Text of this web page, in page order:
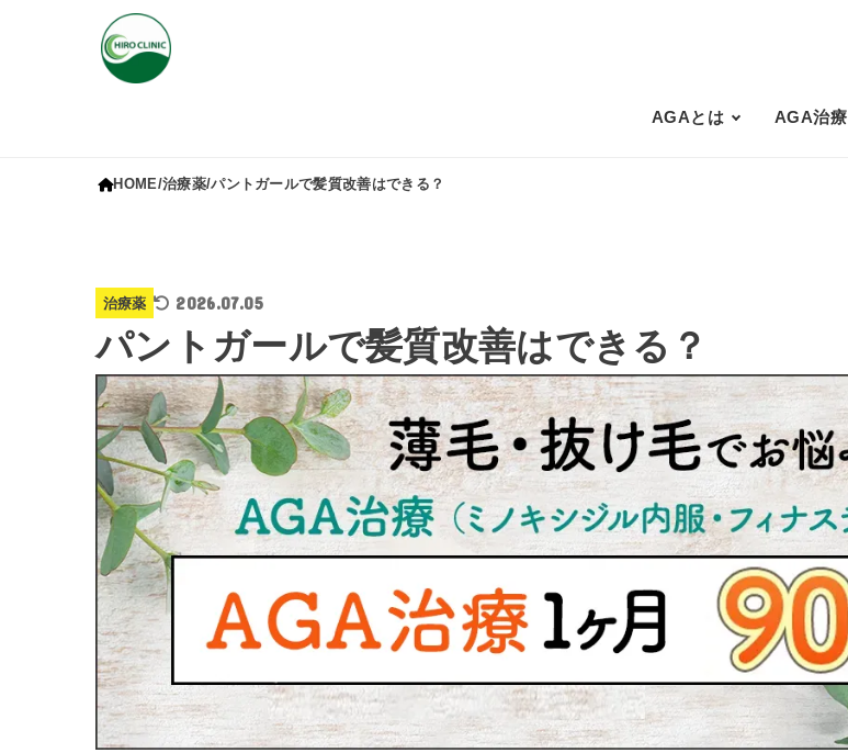
AGAとは AGA治療
HOME 治療薬 パントガールで髪質改善はできる？
治療薬 2026.07.05
パントガールで髪質改善はできる？